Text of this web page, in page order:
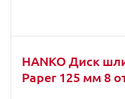
HANKO Диск
Paper 125 мм 8